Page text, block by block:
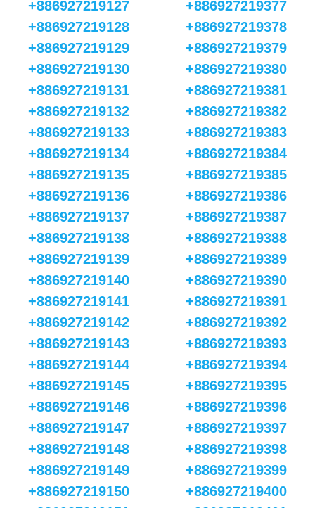
+886927219127
+886927219128
+886927219129
+886927219130
+886927219131
+886927219132
+886927219133
+886927219134
+886927219135
+886927219136
+886927219137
+886927219138
+886927219139
+886927219140
+886927219141
+886927219142
+886927219143
+886927219144
+886927219145
+886927219146
+886927219147
+886927219148
+886927219149
+886927219150
+886927219377
+886927219378
+886927219379
+886927219380
+886927219381
+886927219382
+886927219383
+886927219384
+886927219385
+886927219386
+886927219387
+886927219388
+886927219389
+886927219390
+886927219391
+886927219392
+886927219393
+886927219394
+886927219395
+886927219396
+886927219397
+886927219398
+886927219399
+886927219400